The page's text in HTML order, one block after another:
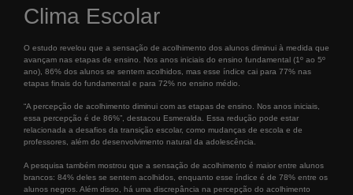
Clima Escolar
O estudo revelou que a sensação de acolhimento dos alunos diminui à medida que
avançam nas etapas de ensino. Nos anos iniciais do ensino fundamental (1º ao 5º
ano), 86% dos alunos se sentem acolhidos, mas esse índice cai para 77% nas
etapas finais do fundamental e para 72% no ensino médio.
“A percepção de acolhimento diminui com as etapas de ensino. Nos anos iniciais,
essa percepção é de 86%”, destacou Esmeralda. Essa redução pode estar
relacionada a desafios da transição escolar, como mudanças de escola e de
professores, além do desenvolvimento natural da adolescência.
A pesquisa também mostrou que a sensação de acolhimento é maior entre alunos
brancos: 84% deles se sentem acolhidos, enquanto esse índice é de 78% entre os
alunos negros. Além disso, há uma discrepância na percepção do acolhimento